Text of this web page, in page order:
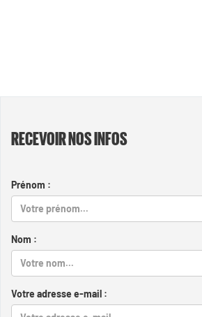
RECEVOIR NOS INFOS
Prénom :
Nom :
Votre adresse e-mail :